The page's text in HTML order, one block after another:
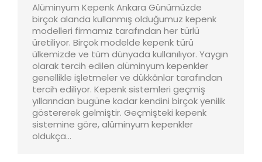
Alüminyum Kepenk Ankara Günümüzde
birçok alanda kullanmış olduğumuz kepenk
modelleri firmamız tarafından her türlü
üretiliyor. Birçok modelde kepenk türü
ülkemizde ve tüm dünyada kullanılıyor. Yaygın
olarak tercih edilen alüminyum kepenkler
genellikle işletmeler ve dükkânlar tarafından
tercih ediliyor. Kepenk sistemleri geçmiş
yıllarından bugüne kadar kendini birçok yenilik
göstererek gelmiştir. Geçmişteki kepenk
sistemine göre, alüminyum kepenkler
oldukça…